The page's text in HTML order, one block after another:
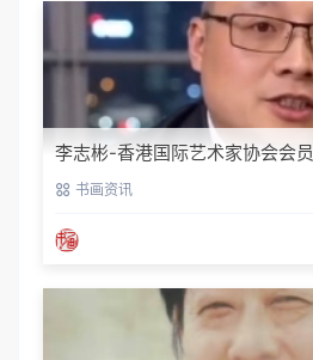
李志彬-香港国际艺术家协会会员
书画资讯